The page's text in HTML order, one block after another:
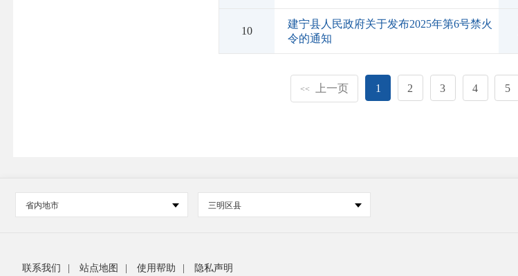
10
建宁县人民政府关于发布2025年第6号禁火
令的通知
<< 上一页 1 2 3 4 5
省内地市 三明区县
联系我们 站点地图 使用帮助 隐私声明